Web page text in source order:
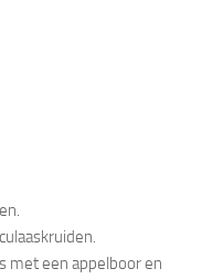
met een appelboor en